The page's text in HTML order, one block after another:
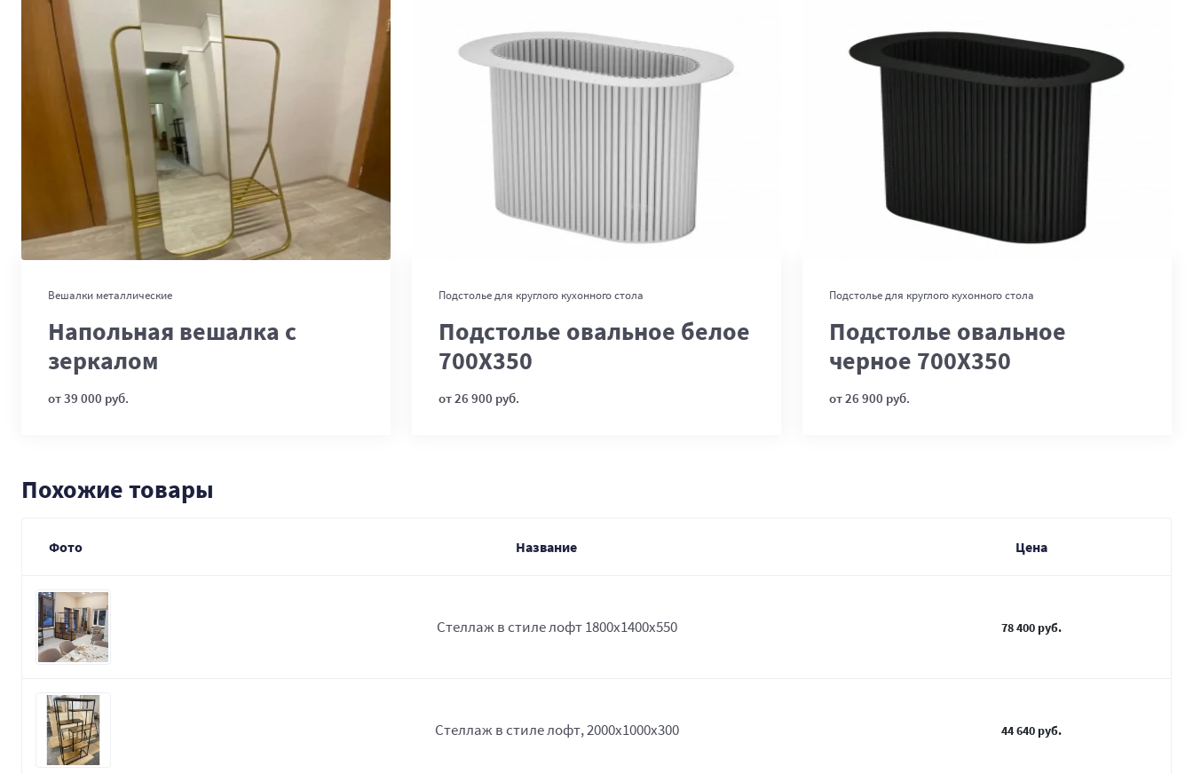
Вешалки металлические
Напольная вешалка с
зеркалом
от 39 000 руб.
В корзину
Подстолье для круглого кухонного стола
Подстолье овальное белое
700Х350
от 26 900 руб.
В корзину
Подстолье для круглого кухонного стола
Подстолье овальное
черное 700Х350
от 26 900 руб.
Похожие товары
Фото Название Цена
Стеллаж в стиле лофт 1800х1400х550 78 400 руб.
Стеллаж в стиле лофт, 2000х1000х300 44 640 руб.